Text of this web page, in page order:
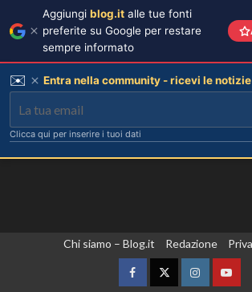
Chi siamo – Blog.it Redazione
FacebookTwitterInstagram
Aggiungi blog.it alle tue fonti
preferite su Google per restare
sempre informato
✉️ Entra nella community - ricevi le
Clicca qui per inserire i tuoi dati